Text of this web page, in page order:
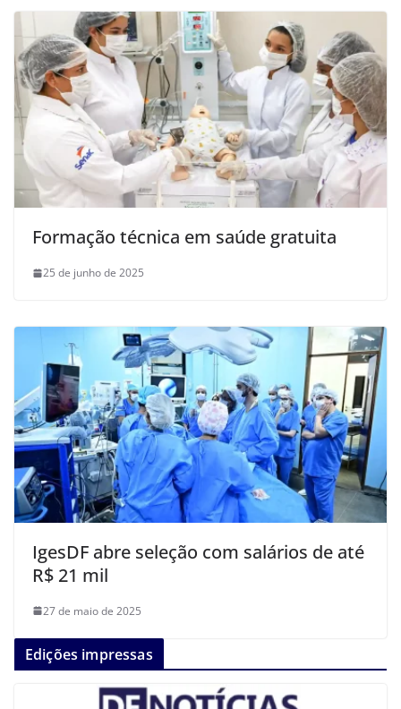
Formação técnica em saúde gratuita
25 de junho de 2025
IgesDF abre seleção com salários de até
R$ 21 mil
27 de maio de 2025
Edições impressas